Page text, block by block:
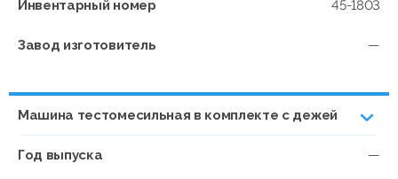
Инвентарный номер 45-1803
Завод изготовитель —
Машина тестомесильная в комплекте с дежей
Год выпуска —